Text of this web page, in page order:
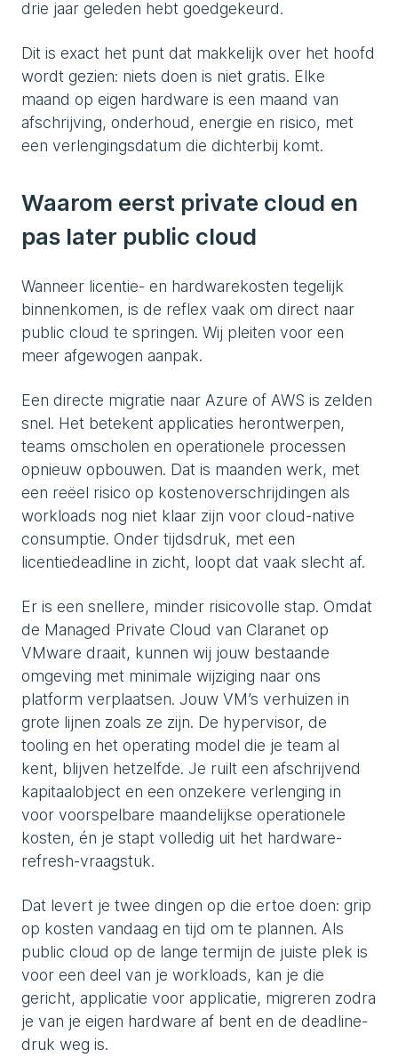
drie jaar geleden hebt goedgekeurd.
Dit is exact het punt dat makkelijk over het hoofd
wordt gezien: niets doen is niet gratis. Elke
maand op eigen hardware is een maand van
afschrijving, onderhoud, energie en risico, met
een verlengingsdatum die dichterbij komt.
Waarom eerst private cloud en
pas later public cloud
Wanneer licentie- en hardwarekosten tegelijk
binnenkomen, is de reflex vaak om direct naar
public cloud te springen. Wij pleiten voor een
meer afgewogen aanpak.
Een directe migratie naar Azure of AWS is zelden
snel. Het betekent applicaties herontwerpen,
teams omscholen en operationele processen
opnieuw opbouwen. Dat is maanden werk, met
een reëel risico op kostenoverschrijdingen als
workloads nog niet klaar zijn voor cloud-native
consumptie. Onder tijdsdruk, met een
licentiedeadline in zicht, loopt dat vaak slecht af.
Er is een snellere, minder risicovolle stap. Omdat
de Managed Private Cloud van Claranet op
VMware draait, kunnen wij jouw bestaande
omgeving met minimale wijziging naar ons
platform verplaatsen. Jouw VM’s verhuizen in
grote lijnen zoals ze zijn. De hypervisor, de
tooling en het operating model die je team al
kent, blijven hetzelfde. Je ruilt een afschrijvend
kapitaalobject en een onzekere verlenging in
voor voorspelbare maandelijkse operationele
kosten, én je stapt volledig uit het hardware-
refresh-vraagstuk.
Dat levert je twee dingen op die ertoe doen: grip
op kosten vandaag en tijd om te plannen. Als
public cloud op de lange termijn de juiste plek is
voor een deel van je workloads, kan je die
gericht, applicatie voor applicatie, migreren zodra
je van je eigen hardware af bent en de deadline-
druk weg is.